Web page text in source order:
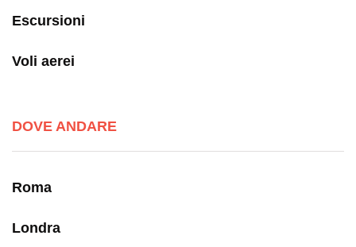
Escursioni
Voli aerei
DOVE ANDARE
Roma
Londra